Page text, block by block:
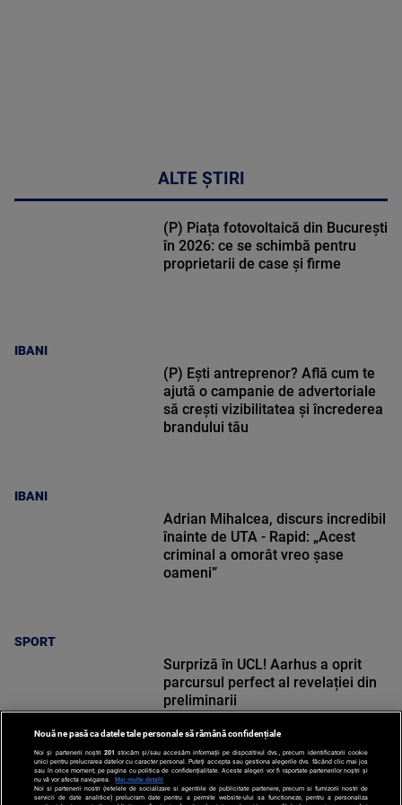
ALTE ȘTIRI
IBANI
(P) Piața fotovoltaică din București
în 2026: ce se schimbă pentru
proprietarii de case și firme
IBANI
(P) Ești antreprenor? Află cum te
ajută o campanie de advertoriale
să crești vizibilitatea și încrederea
brandului tău
SPORT
Adrian Mihalcea, discurs incredibil
înainte de UTA - Rapid: „Acest
criminal a omorât vreo șase
oameni”
SPORT
Surpriză în UCL! Aarhus a oprit
parcursul perfect al revelației din
preliminarii
Nouă ne pasă ca datele tale personale să rămână confidențiale
Noi și partenerii noștri 201 stocăm și/sau accesăm informații pe dispozitivul dvs., precum identificatorii cookie
unici pentru prelucrarea datelor cu caracter personal. Puteți accepta sau gestiona alegerile dvs. făcând clic mai jos
sau în orice moment, pe pagina cu politica de confidențialitate. Aceste alegeri vor fi raportate partenerilor noștri și
nu vă vor afecta navigarea.
Mai multe detalii
Noi si partenerii nostri (retelele de socializare si agentiile de publicitate partenere, precum si furnizorii nostri de
servicii de date analitice) prelucram date pentru a permite website-ului sa functioneze, pentru a personaliza